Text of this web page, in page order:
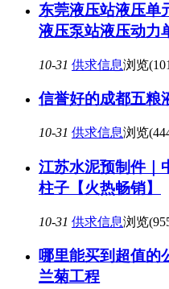
东莞液压站液压
液压泵站液压动力
10-31 供求信息浏览
信誉好的成都五粮
10-31 供求信息浏览
江苏水泥预制件｜
柱子【火热畅销】
10-31 供求信息浏览
哪里能买到超值
兰菊工程